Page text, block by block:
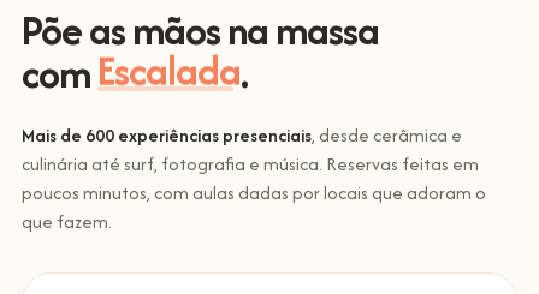
Põe as mãos na massa
comEscalada.
Mais de 600 experiências presenciais, desde cerâmica e
culinária até surf, fotografia e música. Reservas feitas em
poucos minutos, com aulas dadas por locais que adoram o
que fazem.